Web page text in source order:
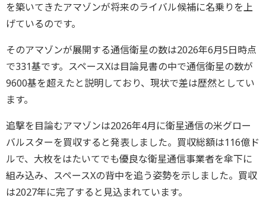
を築いてきたアマゾンが将来のライバル候補に名乗りを上
げているのです。
そのアマゾンが展開する通信衛星の数は2026年6月5日時点
で331基です。スペースXは目論見書の中で通信衛星の数が
9600基を超えたと説明しており、現状で差は歴然としてい
ます。
追撃を目論むアマゾンは2026年4月に衛星通信の米グロー
バルスターを買収すると発表しました。買収総額は116億ド
ルで、大枚をはたいてでも優良な衛星通信事業者を傘下に
組み込み、スペースXの背中を追う姿勢を示しました。買収
は2027年に完了すると見込まれています。